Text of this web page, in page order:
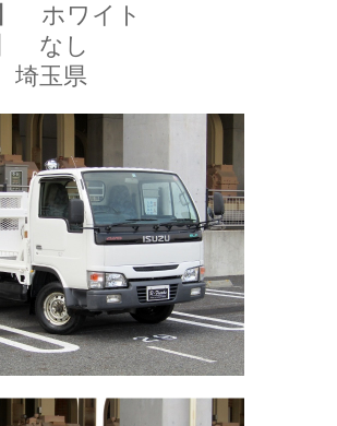
ホワイト
なし
埼玉県